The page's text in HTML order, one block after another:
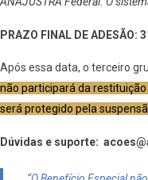
PRAZO FINAL DE ADESÃO:
Após essa data, o terceiro
não participará da
será protegido pela
Dúvidas e suporte: